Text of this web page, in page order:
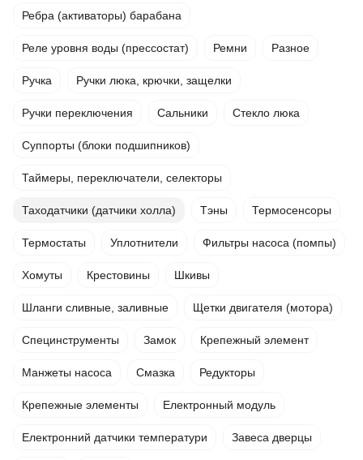
Ребра (активаторы) барабана
Реле уровня воды (прессостат) Ремни Разное
Ручка Ручки люка, крючки, защелки
Ручки переключения Сальники Стекло люка
Суппорты (блоки подшипников)
Таймеры, переключатели, селекторы
Таходатчики (датчики холла) Тэны Термосенсоры
Термостаты Уплотнители Фильтры насоса (помпы)
Хомуты Крестовины Шкивы
Шланги сливные, заливные Щетки двигателя (мотора)
Специнструменты Замок Крепежный элемент
Манжеты насоса Смазка Редукторы
Крепежные элементы Електронный модуль
Електронний датчики температури Завеса дверцы